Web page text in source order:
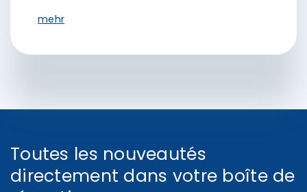
mehr
Toutes les nouveautés
directement dans votre boîte de